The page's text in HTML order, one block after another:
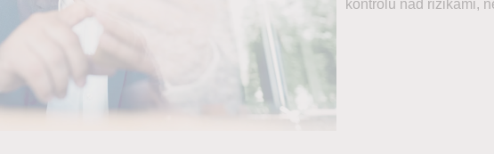
kontrolu nad rizikami,